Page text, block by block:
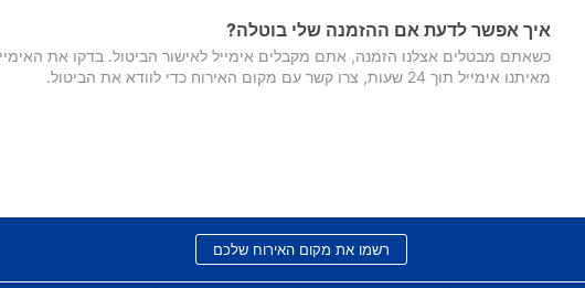
איך אפשר לדעת אם ההזמנה שלי בוטלה?
כשאתם מבטלים אצלנו הזמנה, אתם מקבלים אימייל לאישור הביטול. בדקו את
מאיתנו אימייל תוך 24 שעות, צרו קשר עם מקום האירוח כדי לוודא את הביטול.
רשמו את מקום האירוח שלכם